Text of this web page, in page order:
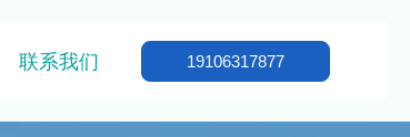
联系我们 19106317877